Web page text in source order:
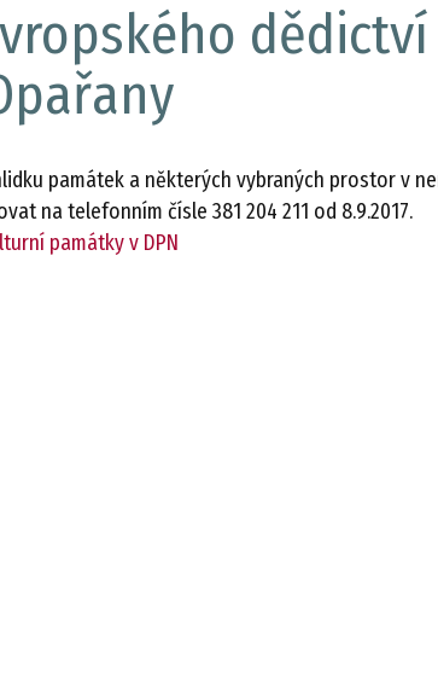
dědictví
památek a některých vybraných prostor v
na telefonním čísle 381 204 211 od 8.9.2017.
památky v DPN